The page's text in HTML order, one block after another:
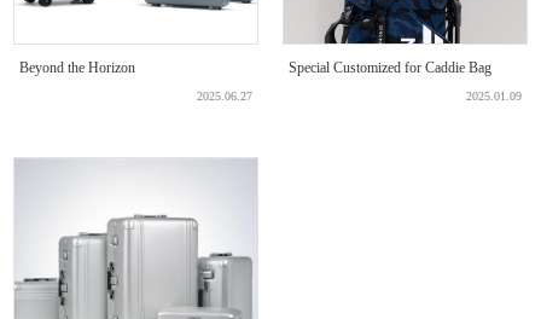
Beyond the Horizon
2025.06.27
Special Customized for Caddie Bag
2025.01.09